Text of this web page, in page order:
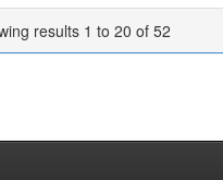
results 1 to 20 of 52